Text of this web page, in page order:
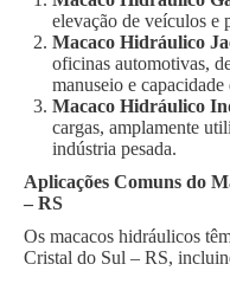
elevação de veículos e
Macaco Hidráulico
oficinas automotivas,
manuseio e
Macaco Hidráulico
cargas, amplamente
indústria pesada.
Aplicações Comuns do
– RS
Os macacos hidráulicos
Cristal do Sul – RS,